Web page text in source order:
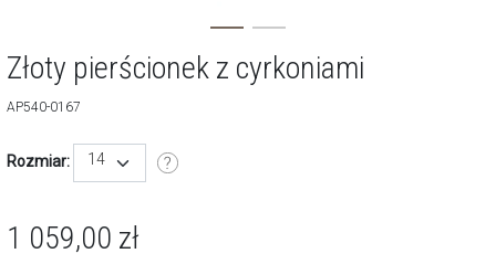
Złoty pierścionek z cyrkoniami
AP540-0167
Rozmiar: 14
1 059,00 zł